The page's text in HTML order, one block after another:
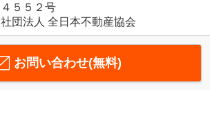
４５５２号
社団法人 全日本不動産協会
お問い合わせ(無料)